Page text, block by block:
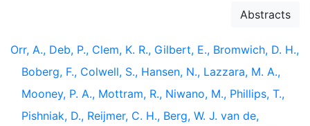
Abstracts
Orr, A., Deb, P., Clem, K. R., Gilbert, E., Bromwich, D. H.,
Boberg, F., Colwell, S., Hansen, N., Lazzara, M. A.,
Mooney, P. A., Mottram, R., Niwano, M., Phillips, T.,
Pishniak, D., Reijmer, C. H., Berg, W. J. van de,